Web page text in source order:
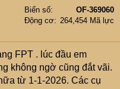
Biển số
OF-369060
Động cơ
264,454 Mã lực
FPT . lúc đầu em
không ngờ cũng đắt vãi.
từ 1-1-2026. Các cụ